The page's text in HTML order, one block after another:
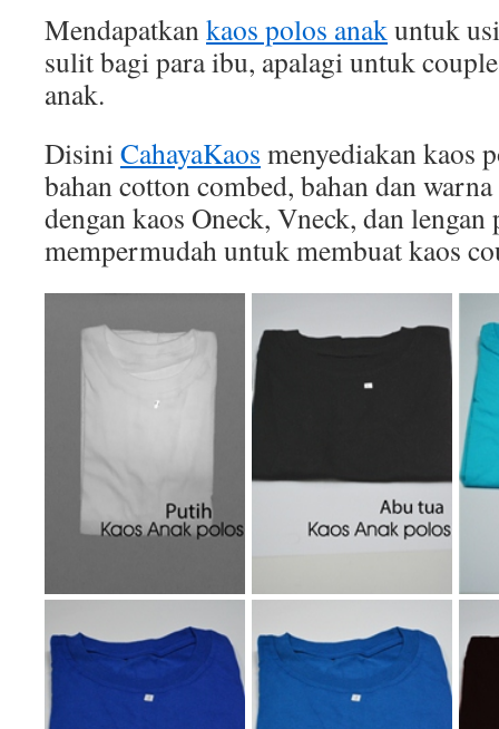
Mendapatkan kaos polos anak untuk
sulit bagi para ibu, apalagi untuk
anak.
Disini CahayaKaos menyediakan kaos
bahan cotton combed, bahan dan
dengan kaos Oneck, Vneck, dan
mempermudah untuk membuat kaos